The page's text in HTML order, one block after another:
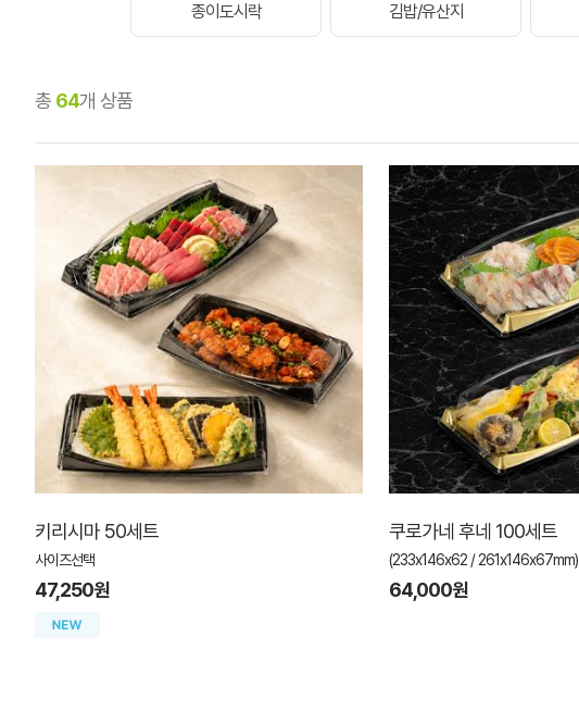
종이도시락 김밥/유산지
총 64개 상품
키리시마 50세트
사이즈선택
47,250원
쿠로가네 후네 100세트
(233x146x62 / 261x146x67mm)
64,000원